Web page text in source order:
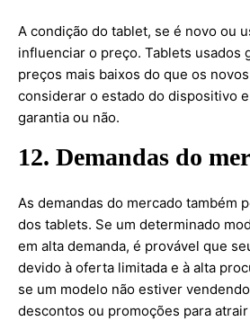
A condição do tablet, se é novo ou
influenciar o preço. Tablets usados
preços mais baixos do que os
considerar o estado do dispositivo
garantia ou não.
12. Demandas do
As demandas do mercado também
dos tablets. Se um determinado
em alta demanda, é provável que
devido à oferta limitada e à alta
se um modelo não estiver
descontos ou promoções para